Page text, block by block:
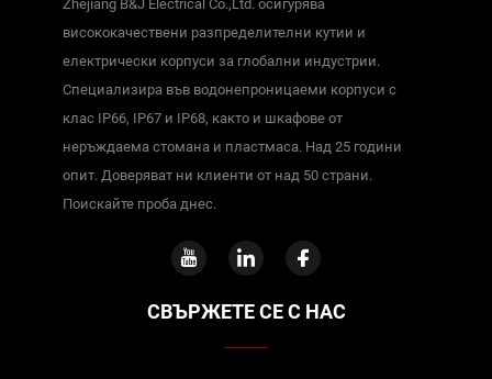
Zhejiang B&J Electrical Co.,Ltd. осигурява
висококачествени разпределителни кутии и
електрически корпуси за глобални индустрии.
Специализира във водонепроницаеми корпуси с
клас IP66, IP67 и IP68, както и шкафове от
неръждаема стомана и пластмаса. Над 25 години
опит. Доверяват ни клиенти от над 50 страни.
Поискайте проба днес.
СВЪРЖЕТЕ СЕ С НАС